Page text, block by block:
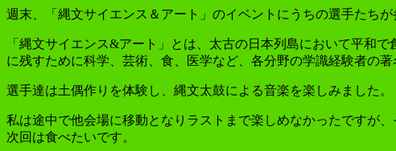
週末、「縄文サイエンス＆アート」のイベントにうちの選手たちが
「縄文サイエンス&アート」とは、太古の日本列島において平和
に残すために科学、芸術、食、医学など、各分野の学識経験者の
選手達は土偶作りを体験し、縄文太鼓による音楽を楽しみました。
私は途中で他会場に移動となりラストまで楽しめなかったですが
次回は食べたいです。